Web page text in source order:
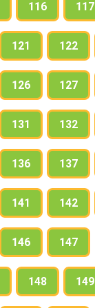
116 117
121 122
126 127
131 132
136 137
141 142
146 147
148 149